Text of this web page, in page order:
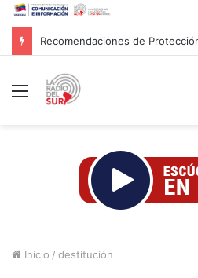
Menú
Inicio / destitución